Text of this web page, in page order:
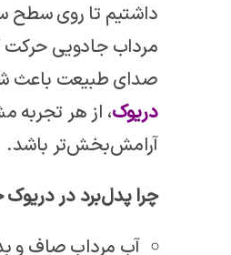
داشتیم تا روی سطح
مرداب جادویی حرکت
صدای طبیعت باعث
دریوک، از هر تجربه
آرامش‌بخش‌تر باشد.
چرا پدل‌برد در
آب مرداب صاف و